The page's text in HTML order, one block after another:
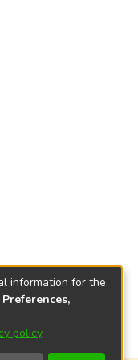
information for the
policy.